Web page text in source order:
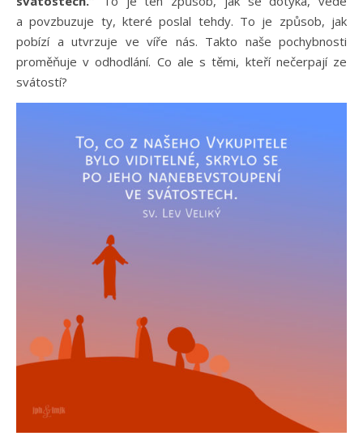
a povzbuzuje ty, které poslal tehdy. To je způsob, jak
pobízí a utvrzuje ve víře nás. Takto naše pochybnosti
proměňuje v odhodlání. Co ale s těmi, kteří nečerpají ze
svátostí?